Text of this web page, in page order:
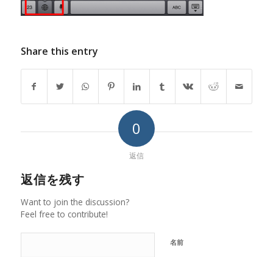
Share this entry
0
返信
返信を残す
Want to join the discussion?
Feel free to contribute!
名前